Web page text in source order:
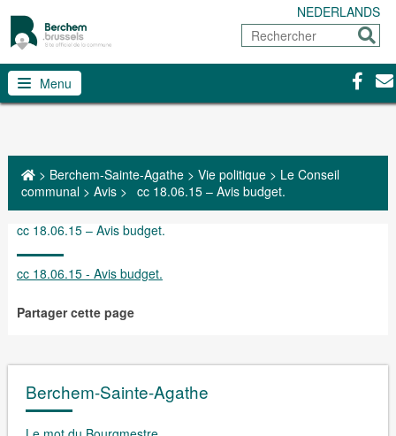
NEDERLANDS
Rechercher
Menu
> Berchem-Sainte-Agathe> Vie politique> Le Conseil
communal> Avis> cc 18.06.15 – Avis budget.
cc 18.06.15 – Avis budget.
cc 18.06.15 - Avis budget.
Partager cette page
Berchem-Sainte-Agathe